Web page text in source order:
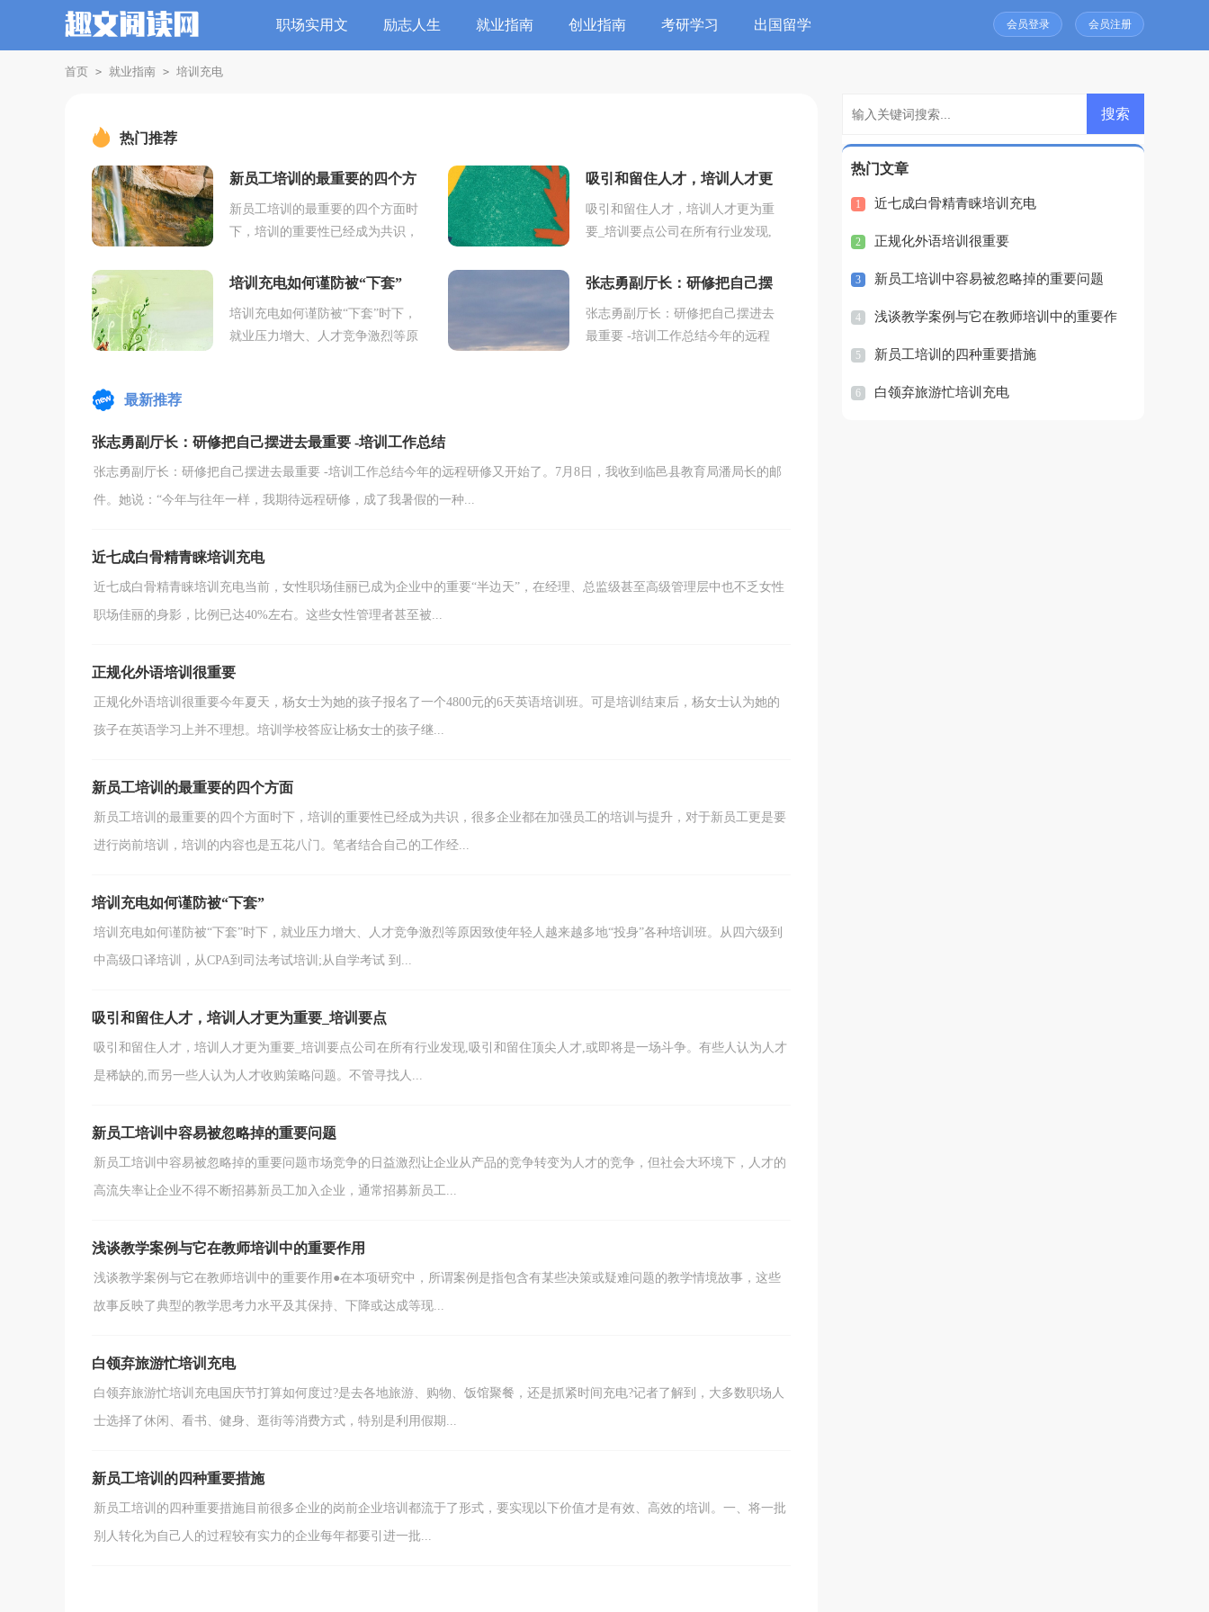
职场实用文 励志人生 就业指南 创业指南 考研学习 出国留学 会员登录 会员注册
首页 > 就业指南 > 培训充电
热门推荐
新员工培训的最重要的四个方
面
新员工培训的最重要的四个方面时
下，培训的重要性已经成为共识，
升，对于新员工更是要进行岗前培
吸引和留住人才，培训人才更
为重要_培训要点
吸引和留住人才，培训人才更为重
要_培训要点公司在所有行业发现,
场斗争。有些人认为人才是稀缺
培训充电如何谨防被“下套”
培训充电如何谨防被“下套”时下，
就业压力增大、人才竞争激烈等原
张志勇副厅长：研修把自己摆
进去最重要 -培训工作总结
张志勇副厅长：研修把自己摆进去
最重要 -培训工作总结今年的远程
最新推荐
张志勇副厅长：研修把自己摆进去最重要 -培训工作总结
张志勇副厅长：研修把自己摆进去最重要 -培训工作总结今年的远程研修又开始了。7月8日，我收到临邑县教育局潘局长的邮
件。她说：“今年与往年一样，我期待远程研修，成了我暑假的一种...
近七成白骨精青睐培训充电
近七成白骨精青睐培训充电当前，女性职场佳丽已成为企业中的重要“半边天”，在经理、总监级甚至高级管理层中也不乏女性
职场佳丽的身影，比例已达40%左右。这些女性管理者甚至被...
正规化外语培训很重要
正规化外语培训很重要今年夏天，杨女士为她的孩子报名了一个4800元的6天英语培训班。可是培训结束后，杨女士认为她的
孩子在英语学习上并不理想。培训学校答应让杨女士的孩子继...
新员工培训的最重要的四个方面
新员工培训的最重要的四个方面时下，培训的重要性已经成为共识，很多企业都在加强员工的培训与提升，对于新员工更是要
进行岗前培训，培训的内容也是五花八门。笔者结合自己的工作经...
培训充电如何谨防被“下套”
培训充电如何谨防被“下套”时下，就业压力增大、人才竞争激烈等原因致使年轻人越来越多地“投身”各种培训班。从四六级到
中高级口译培训，从CPA到司法考试培训;从自学考试 到...
吸引和留住人才，培训人才更为重要_培训要点
吸引和留住人才，培训人才更为重要_培训要点公司在所有行业发现,吸引和留住顶尖人才,或即将是一场斗争。有些人认为人才
是稀缺的,而另一些人认为人才收购策略问题。不管寻找人...
新员工培训中容易被忽略掉的重要问题
新员工培训中容易被忽略掉的重要问题市场竞争的日益激烈让企业从产品的竞争转变为人才的竞争，但社会大环境下，人才的
高流失率让企业不得不断招募新员工加入企业，通常招募新员工...
浅谈教学案例与它在教师培训中的重要作用
浅谈教学案例与它在教师培训中的重要作用●在本项研究中，所谓案例是指包含有某些决策或疑难问题的教学情境故事，这些
故事反映了典型的教学思考力水平及其保持、下降或达成等现...
白领弃旅游忙培训充电
白领弃旅游忙培训充电国庆节打算如何度过?是去各地旅游、购物、饭馆聚餐，还是抓紧时间充电?记者了解到，大多数职场人
士选择了休闲、看书、健身、逛街等消费方式，特别是利用假期...
新员工培训的四种重要措施
新员工培训的四种重要措施目前很多企业的岗前企业培训都流于了形式，要实现以下价值才是有效、高效的培训。一、将一批
别人转化为自己人的过程较有实力的企业每年都要引进一批...
热门文章
1 近七成白骨精青睐培训充电
2 正规化外语培训很重要
3 新员工培训中容易被忽略掉的重要问题
4 浅谈教学案例与它在教师培训中的重要作
用
5 新员工培训的四种重要措施
6 白领弃旅游忙培训充电